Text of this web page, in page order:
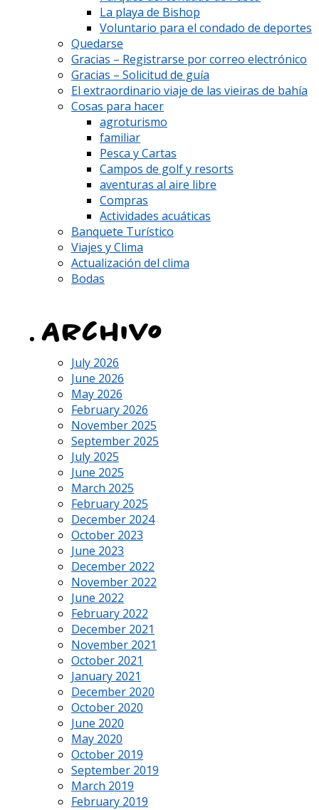
La playa de Bishop
Voluntario para el condado de deportes
Quedarse
Gracias – Registrarse por correo electrónico
Gracias – Solicitud de guía
El extraordinario viaje de las vieiras de bahía
Cosas para hacer
agroturismo
familiar
Pesca y Cartas
Campos de golf y resorts
aventuras al aire libre
Compras
Actividades acuáticas
Banquete Turístico
Viajes y Clima
Actualización del clima
Bodas
Archivo
July 2026
June 2026
May 2026
February 2026
November 2025
September 2025
July 2025
June 2025
March 2025
February 2025
December 2024
October 2023
June 2023
December 2022
November 2022
June 2022
February 2022
December 2021
November 2021
October 2021
January 2021
December 2020
October 2020
June 2020
May 2020
October 2019
September 2019
March 2019
February 2019